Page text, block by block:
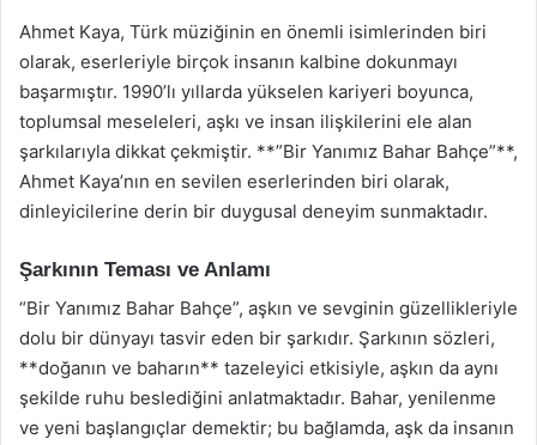
Ahmet Kaya, Türk müziğinin en önemli isimlerinden biri
olarak, eserleriyle birçok insanın kalbine dokunmayı
başarmıştır. 1990’lı yıllarda yükselen kariyeri boyunca,
toplumsal meseleleri, aşkı ve insan ilişkilerini ele alan
şarkılarıyla dikkat çekmiştir. **”Bir Yanımız Bahar Bahçe”**,
Ahmet Kaya’nın en sevilen eserlerinden biri olarak,
dinleyicilerine derin bir duygusal deneyim sunmaktadır.
Şarkının Teması ve Anlamı
“Bir Yanımız Bahar Bahçe”, aşkın ve sevginin güzellikleriyle
dolu bir dünyayı tasvir eden bir şarkıdır. Şarkının sözleri,
**doğanın ve baharın** tazeleyici etkisiyle, aşkın da aynı
şekilde ruhu beslediğini anlatmaktadır. Bahar, yenilenme
ve yeni başlangıçlar demektir; bu bağlamda, aşk da insanın